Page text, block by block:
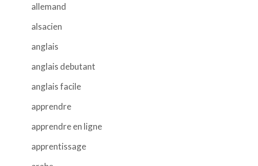
allemand
alsacien
anglais
anglais debutant
anglais facile
apprendre
apprendre en ligne
apprentissage